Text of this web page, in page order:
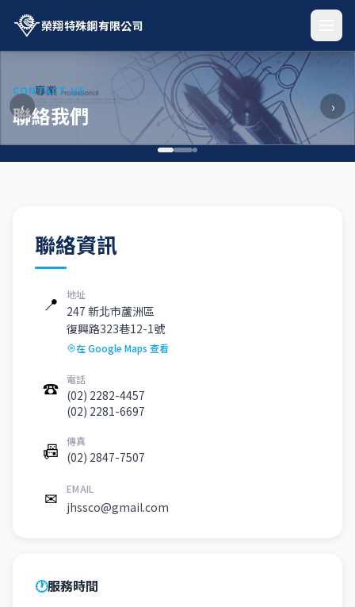
榮翔特殊鋼有限公司
CONTACT US
聯絡我們
‹ ›
聯絡資訊
📍 地址
247 新北市蘆洲區
復興路323巷12-1號
在 Google Maps 查看
☎ 電話
(02) 2282-4457
(02) 2281-6697
📠 傳真
(02) 2847-7507
✉ EMAIL
jhssco@gmail.com
🕐服務時間